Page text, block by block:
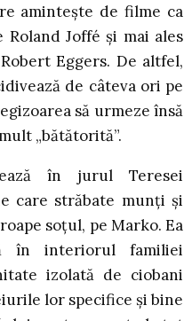
amintește de filme ca
Roland Joffé și mai ales
Eggers. De altfel,
de câteva ori pe
să urmeze însă
„bătătorită”.
în jurul Teresei
care străbate munți și
soțul, pe Marko. Ea
în interiorul familiei
izolată de ciobani
lor specifice și bine